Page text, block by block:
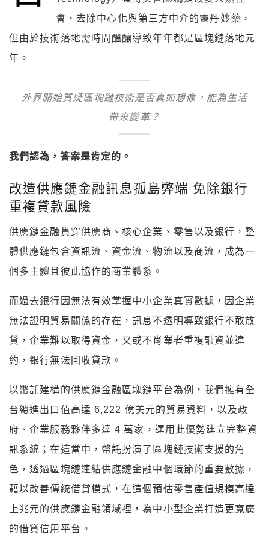
會、去除中心化與第三方中介的靈丹妙藥，
但由於技術落地需時間醞釀導致年年都是區塊鏈落地元
年。
外界開始質疑區塊鏈技術是否真如想像，能為生活
帶來變革？
我們認為，答案是肯定的。
改造供應鏈金融訊息孤島弊端 免除銀行
重複貸款風險
供應鏈金融貫穿供應商、核心企業、零售以及銀行，整
體供應鏈包含資訊流、資金流、物流以及商流，成為一
個多主體且彼此協作的商業體系。
而過去銀行因無法有效掌握中小企業真實數據，因企業
無法證明貿易關係的存在，訊息不透明導致銀行不敢放
貸，企業難以取得資金，又或不肖業者重複融資並違
約，銀行無法回收貸款。
以幣託建構的供應鏈金融區塊鏈平台為例，我們擁有全
台總進出口值高達 6,222 億美元的貿易資料，以及政
府、企業服務夥伴多達 4 萬家，運用此優勢建立完整資
訊系統；在這當中，幣託扮演了區塊鏈技術支援的角
色，透過區塊鏈連結供應鏈金融中個環節的重要數據，
藉以改善傳統借貸模式，在這個預估零售產值規模高達
上兆元的供應鏈金融領域裡，為中小型企業打造更寬廣
的借貸信用平台。